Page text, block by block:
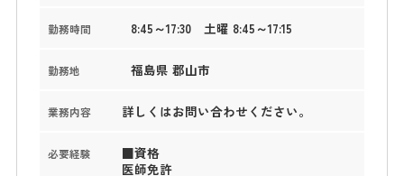
勤務時間 8:45～17:30 土曜 8:45～17:15
勤務地 福島県 郡山市
業務内容 詳しくはお問い合わせください。
必要経験
■資格
医師免許